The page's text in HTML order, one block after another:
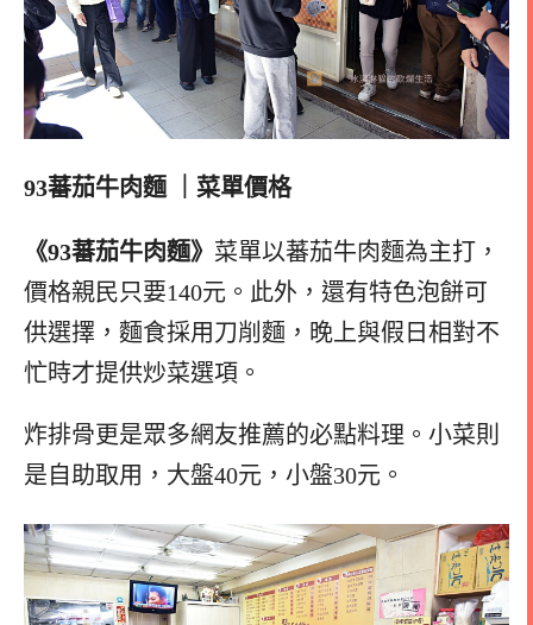
93蕃茄牛肉麵 ｜菜單價格
《93蕃茄牛肉麵》 菜單以蕃茄牛肉麵為主打，
價格親民只要140元。此外，還有特色泡餅可
供選擇，麵食採用刀削麵，晚上與假日相對不
忙時才提供炒菜選項。
炸排骨更是眾多網友推薦的必點料理。小菜則
是自助取用，大盤40元，小盤30元。